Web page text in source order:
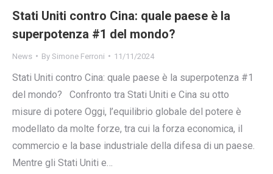
Stati Uniti contro Cina: quale paese è la
superpotenza #1 del mondo?
News By Simone Ferroni 11/11/2024
Stati Uniti contro Cina: quale paese è la superpotenza #1
del mondo? Confronto tra Stati Uniti e Cina su otto
misure di potere Oggi, l’equilibrio globale del potere è
modellato da molte forze, tra cui la forza economica, il
commercio e la base industriale della difesa di un paese.
Mentre gli Stati Uniti e…